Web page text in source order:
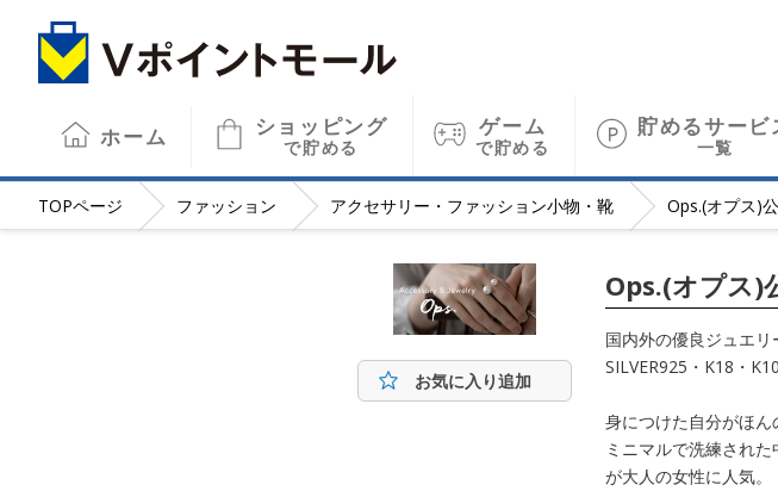
ホーム ショッピング
で貯める
ゲーム
で貯める
貯めるサービ
一覧
TOPページ ファッション アクセサリー・ファッション小物・靴 Ops.(オプス)
お気に入り追加
Ops.(オプス)
国内外の優良ジュエ
SILVER925・K18・
身につけた自分がほん
ミニマルで洗練され
が大人の女性に人気。